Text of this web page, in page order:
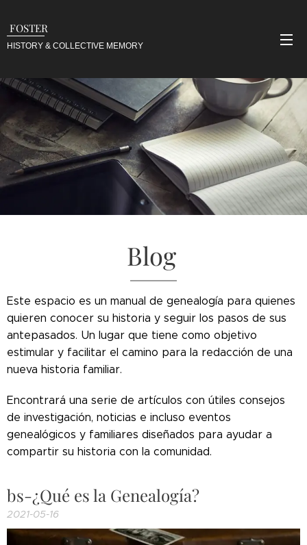
FOSTER
HISTORY & COLLECTIVE MEMORY
Blog
Este espacio es un manual de genealogía para quienes
quieren conocer su historia y seguir los pasos de sus
antepasados. Un lugar que tiene como objetivo
estimular y facilitar el camino para la redacción de una
nueva historia familiar.
Encontrará una serie de artículos con útiles consejos
de investigación, noticias e incluso eventos
genealógicos y familiares diseñados para ayudar a
compartir su historia con la comunidad.
bs-¿Qué es la Genealogía?
2021-05-16